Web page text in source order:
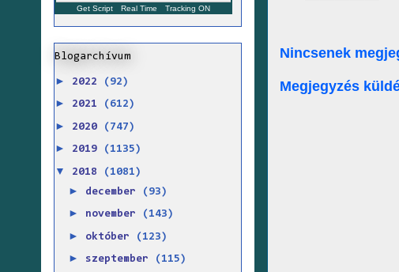
Nincsenek
Megjegyzés
Get Script Real Time Tracking ON
Blogarchívum
► 2022 (92)
► 2021 (612)
► 2020 (747)
► 2019 (1135)
▼ 2018 (1081)
► december (93)
► november (143)
► október (123)
► szeptember (115)